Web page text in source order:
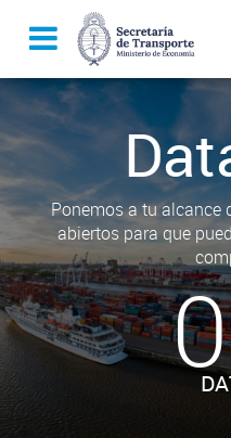
Ponemos a tu alcance
abiertos para que